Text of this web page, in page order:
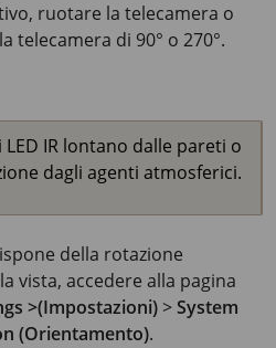
ruotare la telecamera o
telecamera di 90° o 270°.
IR lontano dalle pareti o
dagli agenti atmosferici.
della rotazione
vista, accedere alla pagina
>(Impostazioni)>System
(Orientamento).